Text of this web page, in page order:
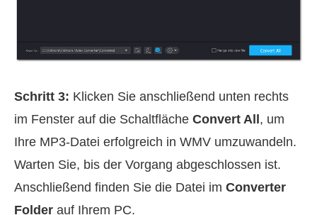
Schritt 3: Klicken Sie anschließend unten rechts
im Fenster auf die Schaltfläche Convert All , um
Ihre MP3‑Datei erfolgreich in WMV umzuwandeln.
Warten Sie, bis der Vorgang abgeschlossen ist.
Anschließend finden Sie die Datei im Converter
Folder auf Ihrem PC.